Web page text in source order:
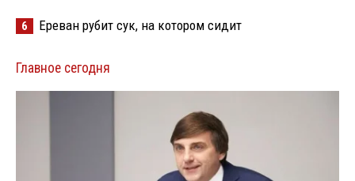
6 Ереван рубит сук, на котором сидит
Главное сегодня